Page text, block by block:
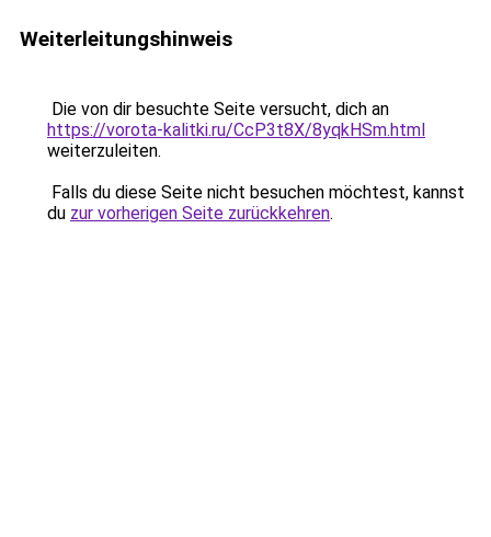
Weiterleitungshinweis
Die von dir besuchte Seite versucht, dich an
https://vorota-kalitki.ru/CcP3t8X/8yqkHSm.html
weiterzuleiten.
Falls du diese Seite nicht besuchen möchtest, kannst
du zur vorherigen Seite zurückkehren.